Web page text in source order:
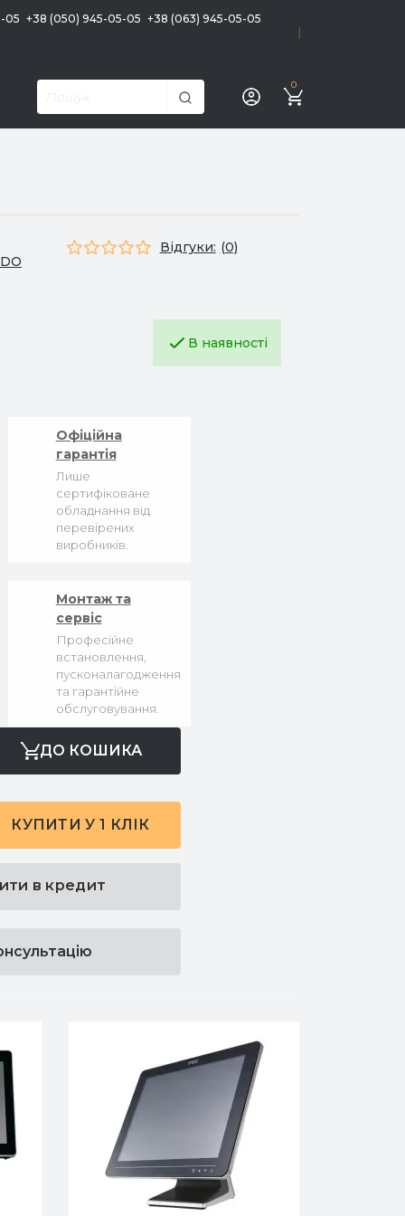
05 +38 (050) 945-05-05 +38 (063) 945-05-05
0
Відгуки: (0)
В наявності
Офіційна
гарантія
Лише
сертифіковане
обладнання від
перевірених
виробників.
Монтаж та
сервіс
Професійне
встановлення,
пусконалагодження
та гарантійне
обслуговування.
ДО КОШИКА
КУПИТИ У 1 КЛІК
в кредит